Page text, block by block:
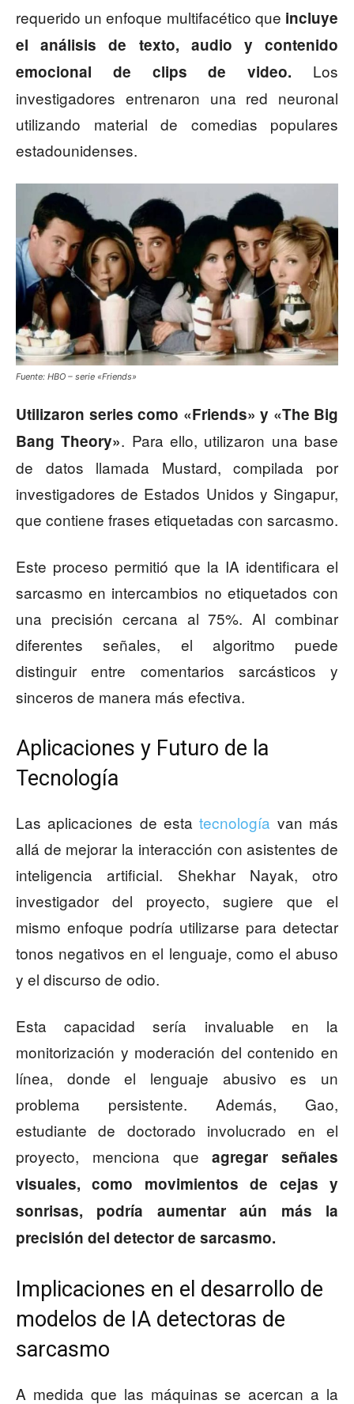
requerido un enfoque multifacético que incluye
el análisis de texto, audio y contenido
emocional de clips de video. Los
investigadores entrenaron una red neuronal
utilizando material de comedias populares
estadounidenses.
Fuente: HBO – serie «Friends»
Utilizaron series como «Friends» y «The Big
Bang Theory». Para ello, utilizaron una base
de datos llamada Mustard, compilada por
investigadores de Estados Unidos y Singapur,
que contiene frases etiquetadas con sarcasmo.
Este proceso permitió que la IA identificara el
sarcasmo en intercambios no etiquetados con
una precisión cercana al 75%. Al combinar
diferentes señales, el algoritmo puede
distinguir entre comentarios sarcásticos y
sinceros de manera más efectiva.
Aplicaciones y Futuro de la
Tecnología
Las aplicaciones de estatecnología van más
allá de mejorar la interacción con asistentes de
inteligencia artificial. Shekhar Nayak, otro
investigador del proyecto, sugiere que el
mismo enfoque podría utilizarse para detectar
tonos negativos en el lenguaje, como el abuso
y el discurso de odio.
Esta capacidad sería invaluable en la
monitorización y moderación del contenido en
línea, donde el lenguaje abusivo es un
problema persistente. Además, Gao,
estudiante de doctorado involucrado en el
proyecto, menciona queagregar señales
visuales, como movimientos de cejas y
sonrisas, podría aumentar aún más la
precisión del detector de sarcasmo.
Implicaciones en el desarrollo de
modelos de IA detectoras de
sarcasmo
A medida que las máquinas se acercan a la